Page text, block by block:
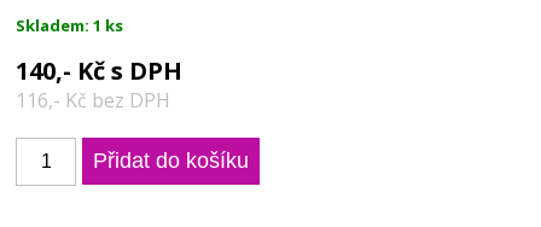
Skladem: 1 ks
140,- Kč s DPH
116,- Kč bez DPH